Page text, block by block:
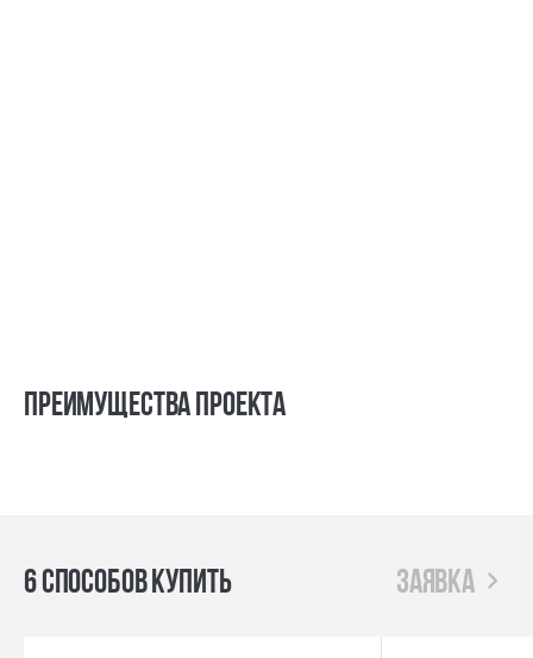
Преимущества проекта
6 способов купить заявка